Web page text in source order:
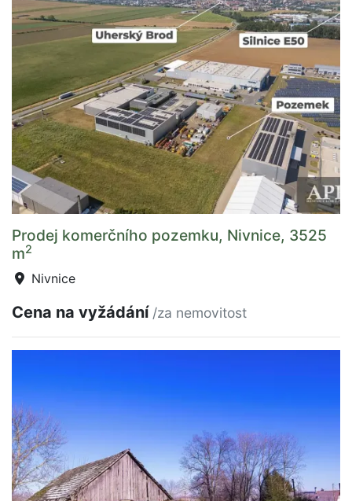
Prodej komerčního pozemku, Nivnice, 3525
m2
Nivnice
Cena na vyžádání /za nemovitost